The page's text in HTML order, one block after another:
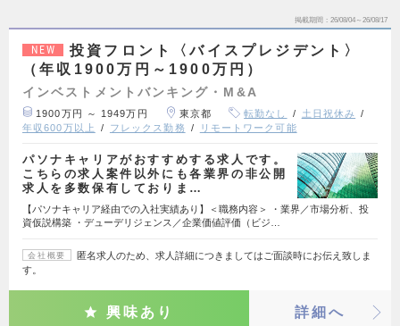
掲載期間 26/08/04～26/08/17
NEW
投資フロント〈バイスプレジデント〉
（年収1900万円～1900万円）
インベストメントバンキング・M&A
1900万円 ～ 1949万円 東京都 転勤なし
土日祝休み
年収600万以上
フレックス勤務 リモートワーク可能
パソナキャリアがおすすめする求人です。
こちらの求人案件以外にも各業界の非公開
求人を多数保有しておりま…
【パソナキャリア経由での入社実績あり】＜職務内容＞ ・業界／市場分析、投
資仮説構築 ・デューデリジェンス／企業価値評価（ビジ…
会社概要
匿名求人のため、求人詳細につきましてはご面談時にお伝え致しま
す。
興味あり 詳細へ